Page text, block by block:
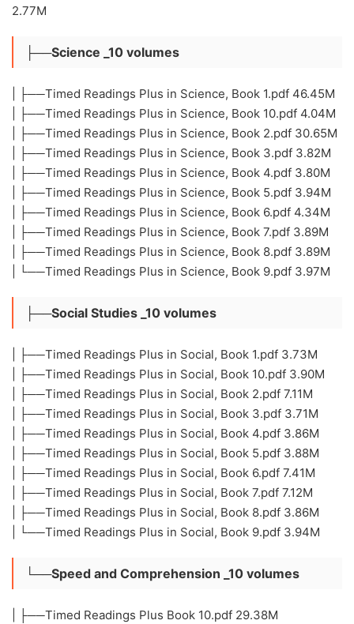
2.77M
├──Science _10 volumes
| ├──Timed Readings Plus in Science, Book 1.pdf 46.45M
| ├──Timed Readings Plus in Science, Book 10.pdf 4.04M
| ├──Timed Readings Plus in Science, Book 2.pdf 30.65M
| ├──Timed Readings Plus in Science, Book 3.pdf 3.82M
| ├──Timed Readings Plus in Science, Book 4.pdf 3.80M
| ├──Timed Readings Plus in Science, Book 5.pdf 3.94M
| ├──Timed Readings Plus in Science, Book 6.pdf 4.34M
| ├──Timed Readings Plus in Science, Book 7.pdf 3.89M
| ├──Timed Readings Plus in Science, Book 8.pdf 3.89M
| └──Timed Readings Plus in Science, Book 9.pdf 3.97M
├──Social Studies _10 volumes
| ├──Timed Readings Plus in Social, Book 1.pdf 3.73M
| ├──Timed Readings Plus in Social, Book 10.pdf 3.90M
| ├──Timed Readings Plus in Social, Book 2.pdf 7.11M
| ├──Timed Readings Plus in Social, Book 3.pdf 3.71M
| ├──Timed Readings Plus in Social, Book 4.pdf 3.86M
| ├──Timed Readings Plus in Social, Book 5.pdf 3.88M
| ├──Timed Readings Plus in Social, Book 6.pdf 7.41M
| ├──Timed Readings Plus in Social, Book 7.pdf 7.12M
| ├──Timed Readings Plus in Social, Book 8.pdf 3.86M
| └──Timed Readings Plus in Social, Book 9.pdf 3.94M
└──Speed and Comprehension _10 volumes
| ├──Timed Readings Plus Book 10.pdf 29.38M